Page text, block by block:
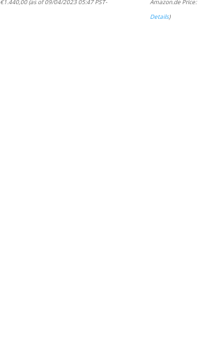
€1.440,00(as of 09/04/2023 05:47 PST-
Amazon.de Price:
Details)